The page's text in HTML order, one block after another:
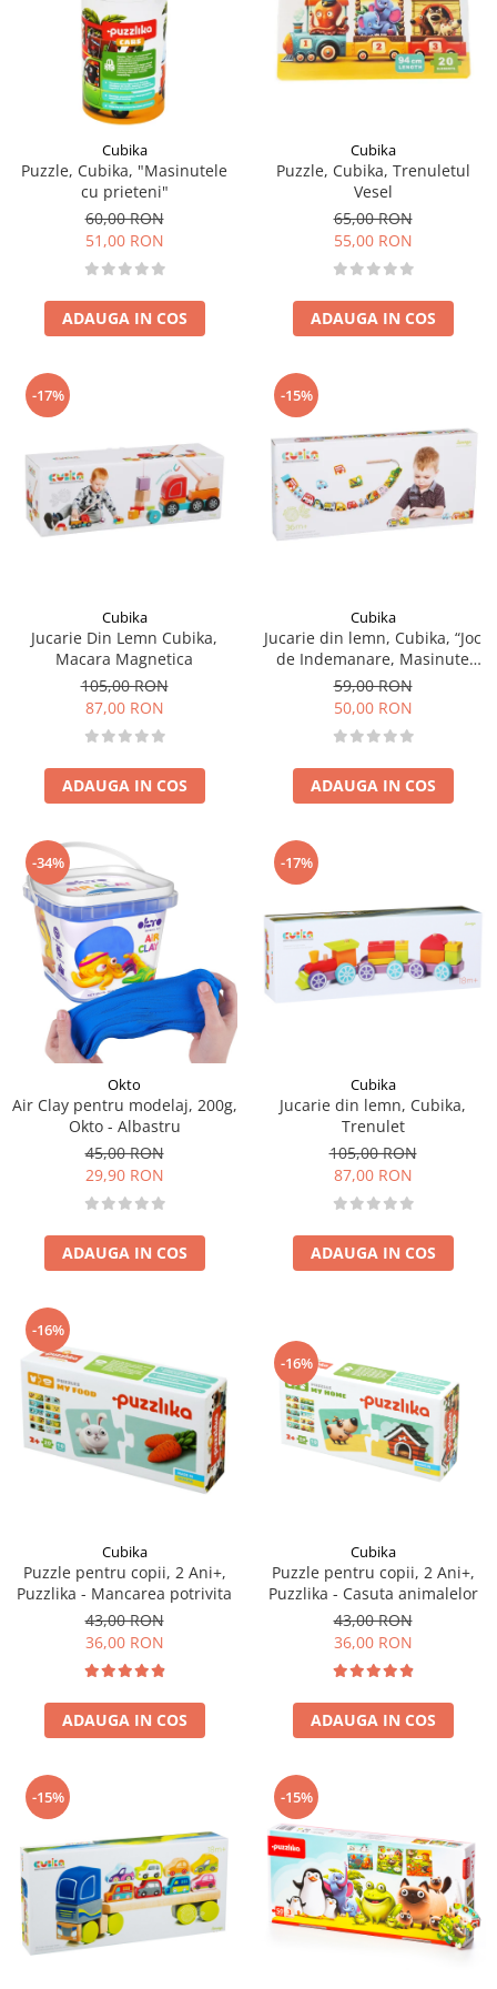
Cubika
Puzzle, Cubika, "Masinutele
cu prieteni"
60,00 RON
51,00 RON
ADAUGA IN COS
Cubika
Puzzle, Cubika, Trenuletul
Vesel
65,00 RON
55,00 RON
ADAUGA IN COS
-17%
Cubika
Jucarie Din Lemn Cubika,
Macara Magnetica
105,00 RON
87,00 RON
ADAUGA IN COS
-15%
Cubika
Jucarie din lemn, Cubika, “Joc
de Indemanare, Masinute
Zburatoare”
59,00 RON
50,00 RON
ADAUGA IN COS
-34%
Okto
Air Clay pentru modelaj, 200g,
Okto - Albastru
45,00 RON
29,90 RON
ADAUGA IN COS
-17%
Cubika
Jucarie din lemn, Cubika,
Trenulet
105,00 RON
87,00 RON
ADAUGA IN COS
-16%
Cubika
Puzzle pentru copii, 2 Ani+,
Puzzlika - Mancarea potrivita
43,00 RON
36,00 RON
ADAUGA IN COS
-16%
Cubika
Puzzle pentru copii, 2 Ani+,
Puzzlika - Casuta animalelor
43,00 RON
36,00 RON
ADAUGA IN COS
-15% -15%